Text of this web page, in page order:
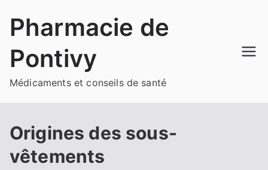
Pharmacie de
Pontivy
Médicaments et conseils de santé
Origines des sous-
vêtements